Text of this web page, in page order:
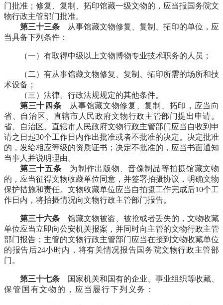
门批准；修复、复制、拓印馆藏一级文物的，应当报国务院文
物行政主管部门批准。
第三十三条 从事馆藏文物修复、复制、拓印的单位，应
当具备下列条件：
（一）有取得中级以上文物博物专业技术职务的人员；
（二）有从事馆藏文物修复、复制、拓印所需的场所和技
术设备；
（三）法律、行政法规规定的其他条件。
第三十四条 从事馆藏文物修复、复制、拓印，应当向
省、自治区、直辖市人民政府文物行政主管部门提出申请。
省、自治区、直辖市人民政府文物行政主管部门应当自收到申
请之日起30个工作日内作出批准或者不批准的决定。决定批准
的，发给相应等级的资质证书；决定不批准的，应当书面通知
当事人并说明理由。
第三十五条 为制作出版物、音像制品等拍摄馆藏文物
的，应当征得文物收藏单位同意，并签署拍摄协议，明确文物
保护措施和责任。文物收藏单位应当自拍摄工作完成后10个工
作日内，将拍摄情况向文物行政主管部门报告。
第三十六条 馆藏文物被盗、被抢或者丢失的，文物收藏
单位应当立即向公安机关报案，并同时向主管的文物行政主管
部门报告；主管的文物行政主管部门应当在接到文物收藏单位
的报告后24小时内，将有关情况报告国务院文物行政主管部
门。
第三十七条 国家机关和国有的企业、事业组织等收藏、
保管国有文物的，应当履行下列义务：